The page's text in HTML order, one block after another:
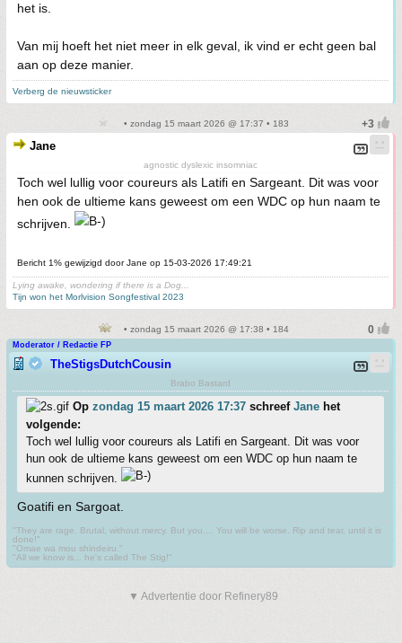
het is.
Van mij hoeft het niet meer in elk geval, ik vind er echt geen bal
aan op deze manier.
Verberg de nieuwsticker
• zondag 15 maart 2026 @ 17:37 • 183
Jane
agnostic dyslexic insomniac
Toch wel lullig voor coureurs als Latifi en Sargeant. Dit was voor
hen ook de ultieme kans geweest om een WDC op hun naam te
schrijven.
Bericht 1% gewijzigd door Jane op 15-03-2026 17:49:21
Lying awake, wondering if there is a Dog...
Tijn won het Morlvision Songfestival 2023
• zondag 15 maart 2026 @ 17:38 • 184
Moderator / Redactie FP
TheStigsDutchCousin
Brabo Bastard
Op zondag 15 maart 2026 17:37 schreef Jane het
volgende:
Toch wel lullig voor coureurs als Latifi en Sargeant. Dit was voor
hun ook de ultieme kans geweest om een WDC op hun naam te
kunnen schrijven.
Goatifi en Sargoat.
"They are rage. Brutal, without mercy. But you.... You will be worse. Rip and tear, until it is
done!"
"Omae wa mou shindeiru."
"All we know is... he's called The Stig!"
▼ Advertentie door Refinery89